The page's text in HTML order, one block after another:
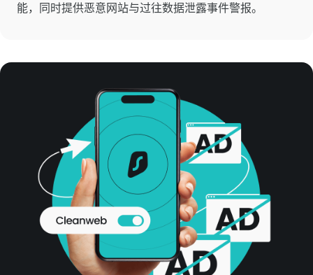
能，同时提供恶意网站与过往数据泄露事件警报。